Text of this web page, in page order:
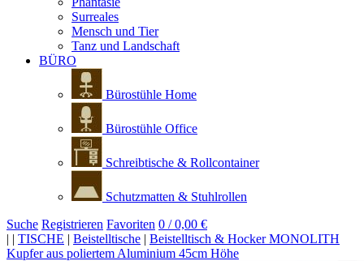
Surreales
Mensch und Tier
Tanz und Landschaft
BÜRO
Bürostühle Home
Bürostühle Office
Schreibtische & Rollcontainer
Schutzmatten & Stuhlrollen
Suche Registrieren Favoriten 0 / 0,00 €
| | TISCHE | Beistelltische | Beistelltisch & Hocker MONOLITH
Kupfer aus poliertem Aluminium 45cm Höhe